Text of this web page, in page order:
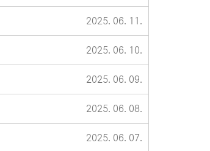
2025. 06. 11.
2025. 06. 10.
2025. 06. 09.
2025. 06. 08.
2025. 06. 07.